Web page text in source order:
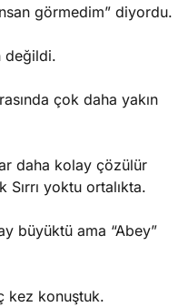
görmedim” diyordu.
değildi.
çok daha yakın
daha kolay çözülür
yoktu ortalıkta.
büyüktü ama “Abey”
kez konuştuk.